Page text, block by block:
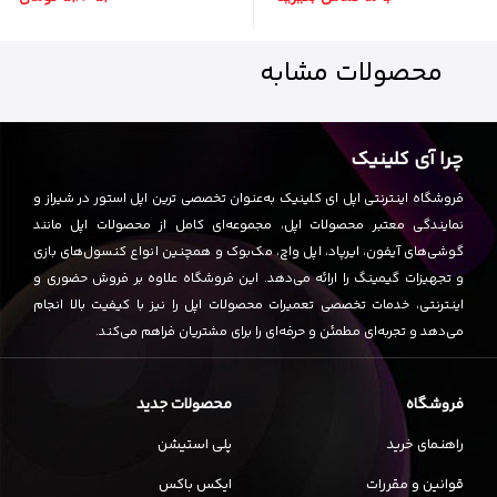
اگر به دنبال یک موس گیمینگ حرفه‌ای با عملکرد عالی،
ردراگون
Ranger M910-KS
بود. با این موس، تجربه‌ای متفاوت از بازی‌های رایانه‌ای را
تجربه کنید و از دنیای بازی‌ها لذت ببرید.
موس ردراگون Ranger M910-KS: همراهی ایده‌آل
برای گیمرهای حرفه‌ای
موس گیمینگ بی‌سیم ردراگون Ranger M910-KS
عملکرد بی‌نظیر، طراحی ارگونومیک و نورپردازی جذاب، به
همراهی ایده‌آل برای گیمرهای حرفه‌ای تبدیل شده است.
این موس با ویژگی‌های منحصربه‌فرد خود، تجربه بازی‌های
رایانه‌ای را برای شما لذت‌بخش‌تر و هیجان‌انگیزتر می‌کند.
موس بی سیم ردراگون Ranger M910-KS
محصولات مشابه
چرا آی کلینیک
فروشگاه اینترنتی اپل ای کلینیک به‌عنوان تخصصی ترین اپل استور در شیراز و
نمایندگی معتبر محصولات اپل، مجموعه‌ای کامل از محصولات اپل مانند
گوشی‌های آیفون، ایرپاد، اپل واچ، مک‌بوک و همچنین انواع کنسول‌های بازی
و تجهیزات گیمینگ را ارائه می‌دهد. این فروشگاه علاوه بر فروش حضوری و
اینترنتی، خدمات تخصصی تعمیرات محصولات اپل را نیز با کیفیت بالا انجام
می‌دهد و تجربه‌ای مطمئن و حرفه‌ای را برای مشتریان فراهم می‌کند.
فروشگاه
راهنمای خرید
قوانین و مقررات
محصولات جدید
پلی استیشن
ایکس باکس